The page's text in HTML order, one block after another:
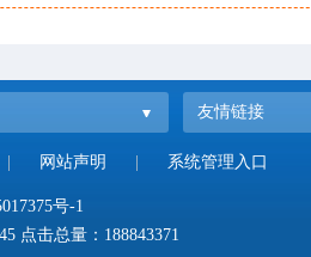
友情链接
网站声明 系统管理入口
号-1
点击总量： 188843371